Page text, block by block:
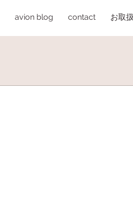
avion blog contact お取